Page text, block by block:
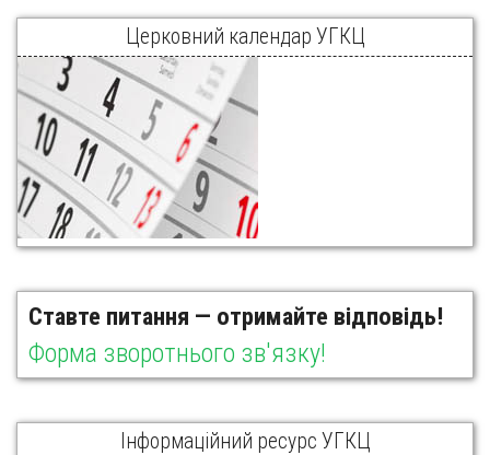
Церковний календар УГКЦ
Ставте питання — отримайте відповідь!
Форма зворотнього зв'язку!
Інформаційний ресурс УГКЦ